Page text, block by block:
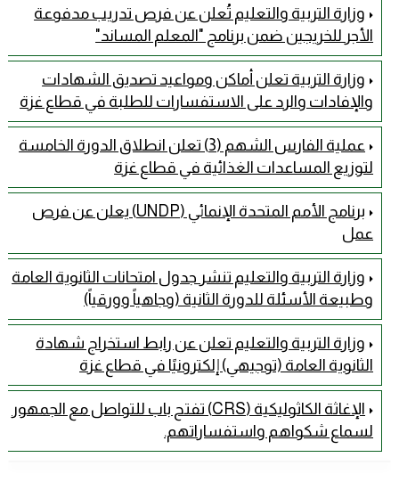
وزارة التربية والتعليم تُعلن عن فرص تدريب مدفوعة
الأجر للخريجين ضمن برنامج "المعلم المساند"
وزارة التربية تعلن أماكن ومواعيد تصديق الشهادات
والإفادات والرد على الاستفسارات للطلبة في قطاع غزة
عملية الفارس الشهم (3) تعلن انطلاق الدورة الخامسة
لتوزيع المساعدات الغذائية في قطاع غزة
برنامج الأمم المتحدة الإنمائي (UNDP) يعلن عن فرص
عمل
وزارة التربية والتعليم تنشر جدول امتحانات الثانوية العامة
وطبيعة الأسئلة للدورة الثانية (وجاهياً وورقياً)
وزارة التربية والتعليم تعلن عن رابط استخراج شهادة
الثانوية العامة (توجيهي) إلكترونيًا في قطاع غزة
الإغاثة الكاثوليكية (CRS) تفتح باب للتواصل مع الجمهور
لسماع شكواهم واستفساراتهم.